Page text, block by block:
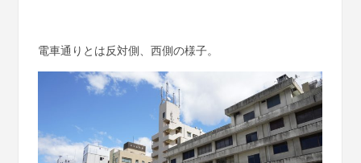
電車通りとは反対側、西側の様子。